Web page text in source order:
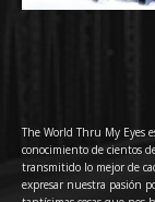
The World Thru My Eyes
conocimiento de cientos
transmitido lo mejor de
expresar nuestra pasión